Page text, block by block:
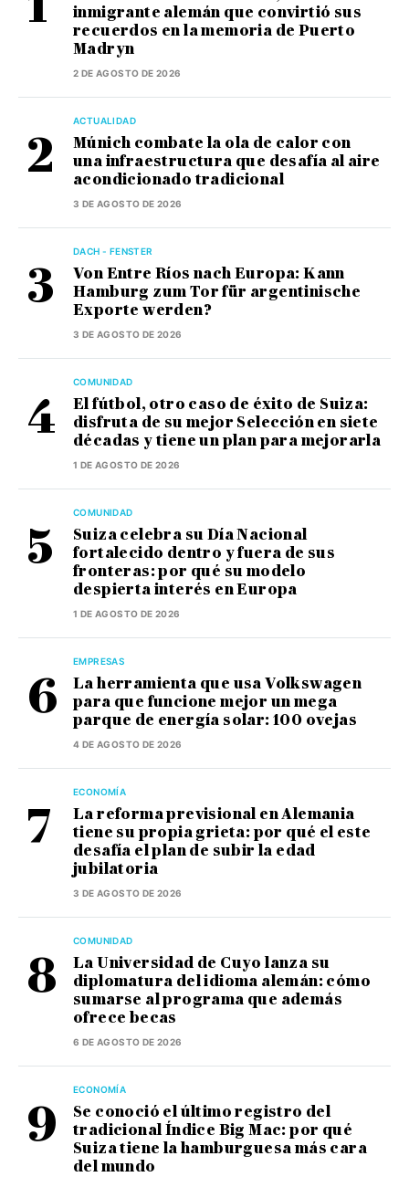
inmigrante alemán que convirtió sus
recuerdos en la memoria de Puerto
Madryn
2 DE AGOSTO DE 2026
ACTUALIDAD
Múnich combate la ola de calor con
una infraestructura que desafía al aire
acondicionado tradicional
3 DE AGOSTO DE 2026
DACH - FENSTER
Von Entre Ríos nach Europa: Kann
Hamburg zum Tor für argentinische
Exporte werden?
3 DE AGOSTO DE 2026
COMUNIDAD
El fútbol, otro caso de éxito de Suiza:
disfruta de su mejor Selección en siete
décadas y tiene un plan para mejorarla
1 DE AGOSTO DE 2026
COMUNIDAD
Suiza celebra su Día Nacional
fortalecido dentro y fuera de sus
fronteras: por qué su modelo
despierta interés en Europa
1 DE AGOSTO DE 2026
EMPRESAS
La herramienta que usa Volkswagen
para que funcione mejor un mega
parque de energía solar: 100 ovejas
4 DE AGOSTO DE 2026
ECONOMÍA
La reforma previsional en Alemania
tiene su propia grieta: por qué el este
desafía el plan de subir la edad
jubilatoria
3 DE AGOSTO DE 2026
COMUNIDAD
La Universidad de Cuyo lanza su
diplomatura del idioma alemán: cómo
sumarse al programa que además
ofrece becas
6 DE AGOSTO DE 2026
ECONOMÍA
Se conoció el último registro del
tradicional Índice Big Mac: por qué
Suiza tiene la hamburguesa más cara
del mundo